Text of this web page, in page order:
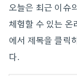
오늘은 최근 이슈
체험할 수 있는
에서 제목을 클릭
다.